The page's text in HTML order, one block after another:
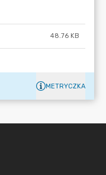
48.76 KB
METRYCZKA